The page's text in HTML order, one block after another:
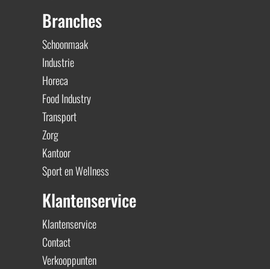
Branches
Schoonmaak
Industrie
Horeca
Food Industry
Transport
Zorg
Kantoor
Sport en Wellness
Klantenservice
Klantenservice
Contact
Verkooppunten